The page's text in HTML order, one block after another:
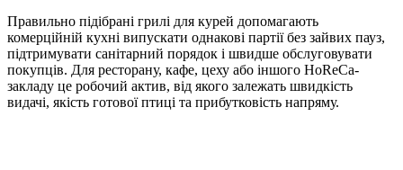
Правильно підібрані грилі для курей допомагають
комерційній кухні випускати однакові партії без зайвих пауз,
підтримувати санітарний порядок і швидше обслуговувати
покупців. Для ресторану, кафе, цеху або іншого HoReCa-
закладу це робочий актив, від якого залежать швидкість
видачі, якість готової птиці та прибутковість напряму.